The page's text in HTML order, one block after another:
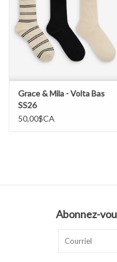
Grace & Mila - Volta Bas
SS26
50,00$CA
Abonnez-